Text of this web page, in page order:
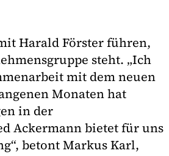
Harald Förster führen,
steht. „Ich
mit dem neuen
Monaten hat
in der
Ackermann bietet für uns
betont Markus Karl,